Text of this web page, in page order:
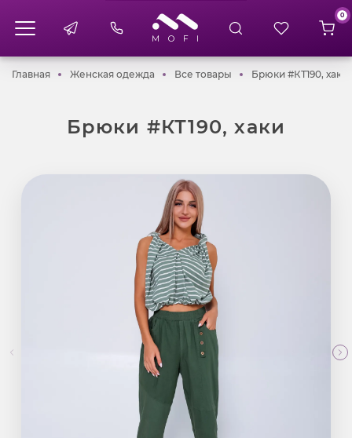
0
ГлавнаяГлавнаяЖенская одежда Женская одежда
Все товары Все товары
Брюки #КТ190, хаки
Брюки #КТ190, хаки